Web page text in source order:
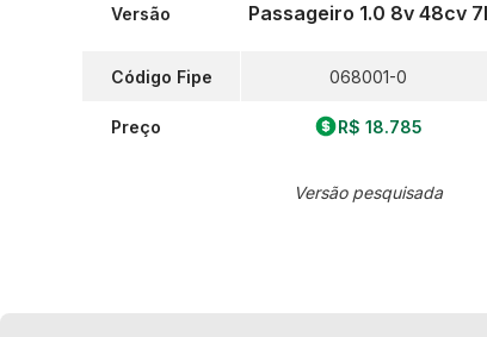
Versão
Código Fipe
Preço
Passageiro 1.0 8v 48cv 7l
068001-0
R$ 18.785
Versão pesquisada